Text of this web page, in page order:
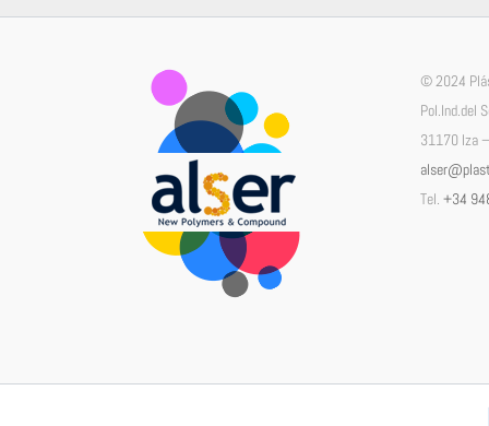
© 2024
Pol.Ind.del
31170 Iza
Tel. +34